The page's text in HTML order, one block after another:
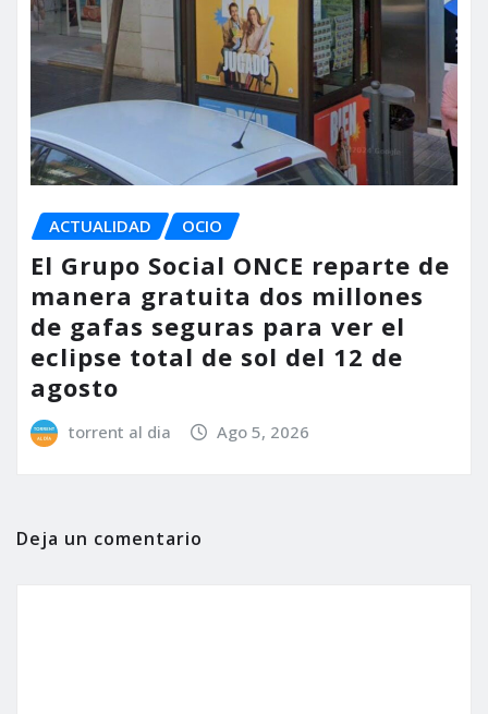
ACTUALIDAD OCIO
El Grupo Social ONCE reparte de
manera gratuita dos millones
de gafas seguras para ver el
eclipse total de sol del 12 de
agosto
torrent al dia Ago 5, 2026
Deja un comentario